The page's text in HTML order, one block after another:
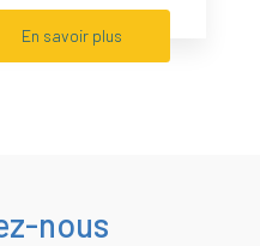
En savoir plus
nous